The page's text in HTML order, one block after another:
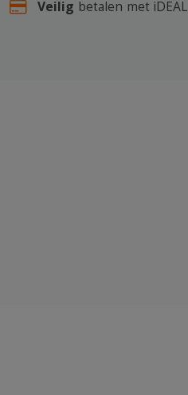
Veilig betalen met iDEAL